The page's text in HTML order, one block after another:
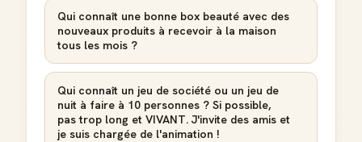
Qui connaît une bonne box beauté avec des
nouveaux produits à recevoir à la maison
tous les mois ?
Qui connaît un jeu de société ou un jeu de
nuit à faire à 10 personnes ? Si possible,
pas trop long et VIVANT. J'invite des amis et
je suis chargée de l'animation !